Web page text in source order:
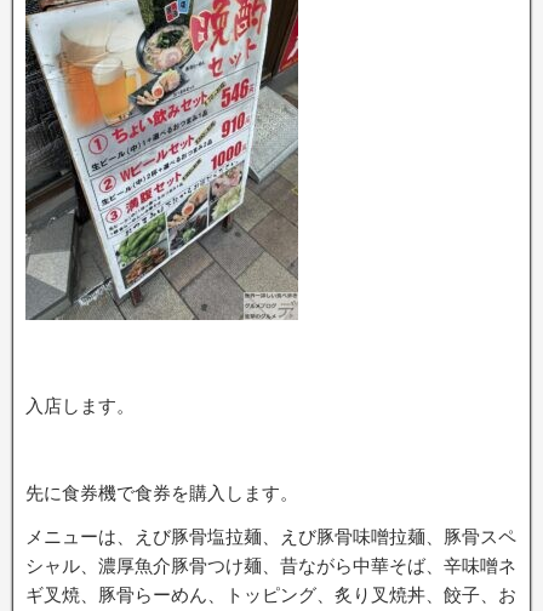
入店します。
先に食券機で食券を購入します。
メニューは、えび豚骨塩拉麺、えび豚骨味噌拉麺、豚骨スペ
シャル、濃厚魚介豚骨つけ麺、昔ながら中華そば、辛味噌ネ
ギ叉焼、豚骨らーめん、トッピング、炙り叉焼丼、餃子、お